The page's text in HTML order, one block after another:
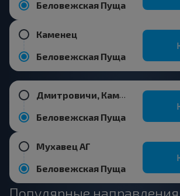
Беловежская Пуща
Каменец
Беловежская Пуща
Дмитровичи, Каменецкий р-н БРЕСТСКАЯ ОБЛ.
Беловежская Пуща
Мухавец АГ
Беловежская Пуща